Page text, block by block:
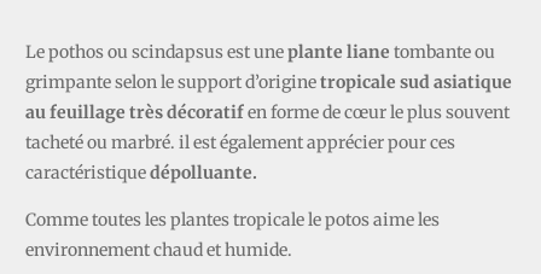
Le pothos ou scindapsus est uneplante liane tombante ou
grimpante selon le support d’originetropicale sud asiatique
au feuillage très décoratifen forme de cœur le plus souvent
tacheté ou marbré. il est également apprécier pour ces
caractéristiquedépolluante.
Comme toutes les plantes tropicale le potos aime les
environnement chaud et humide.